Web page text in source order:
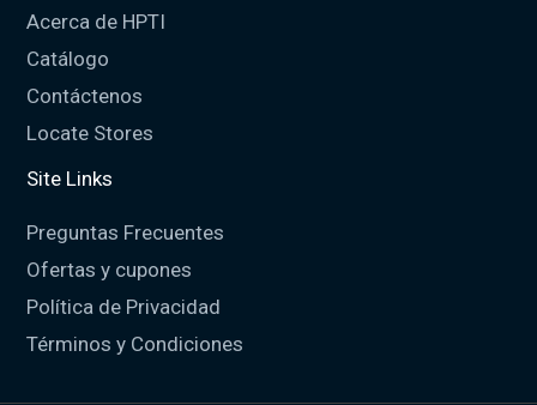
Acerca de HPTI
Catálogo
Contáctenos
Locate Stores
Site Links
Preguntas Frecuentes
Ofertas y cupones
Política de Privacidad
Términos y Condiciones